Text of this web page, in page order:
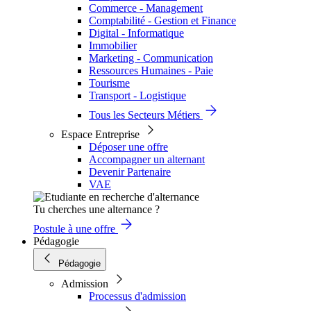
Commerce - Management
Comptabilité - Gestion et Finance
Digital - Informatique
Immobilier
Marketing - Communication
Ressources Humaines - Paie
Tourisme
Transport - Logistique
Tous les Secteurs Métiers
Espace Entreprise
Déposer une offre
Accompagner un alternant
Devenir Partenaire
VAE
Tu cherches une alternance ?
Postule à une offre
Pédagogie
Pédagogie
Admission
Processus d'admission